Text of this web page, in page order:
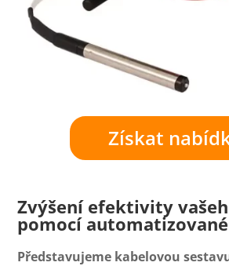
Získat
Zvýšení efektivity
pomocí
Představujeme kabelovou